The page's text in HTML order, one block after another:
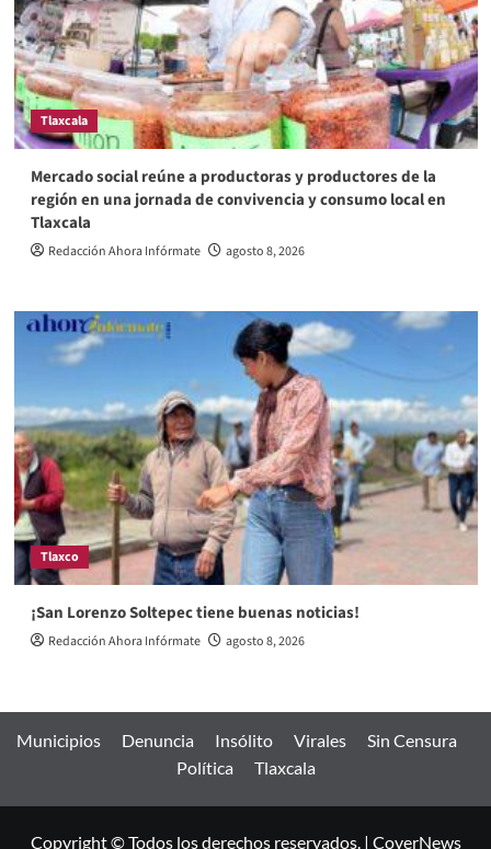
Tlaxcala
Mercado social reúne a productoras y productores de la
región en una jornada de convivencia y consumo local en
Tlaxcala
Redacción Ahora Infórmate agosto 8, 2026
Tlaxco
¡San Lorenzo Soltepec tiene buenas noticias!
Redacción Ahora Infórmate agosto 8, 2026
Municipios Denuncia Insólito Virales
Sin Censura
Política
Tlaxcala
Copyright © Todos los derechos reservados. | CoverNews